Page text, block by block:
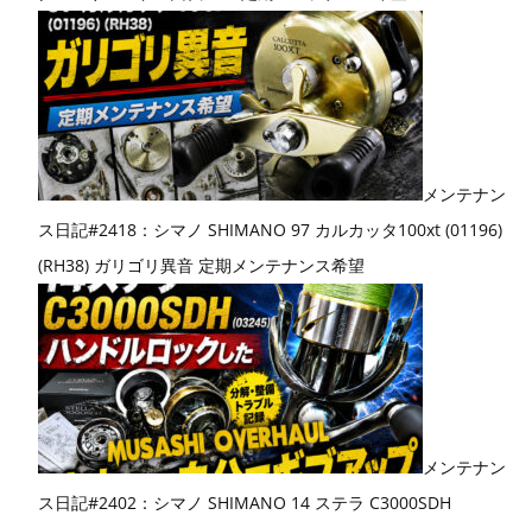
メンテナン
ス日記#2418：シマノ SHIMANO 97 カルカッタ100xt (01196)
(RH38) ガリゴリ異音 定期メンテナンス希望
メンテナン
ス日記#2402：シマノ SHIMANO 14 ステラ C3000SDH